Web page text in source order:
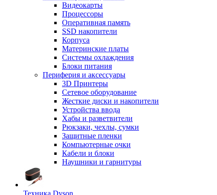
Видеокарты
Процессоры
Оперативная память
SSD накопители
Корпуса
Материнские платы
Системы охлаждения
Блоки питания
Периферия и аксессуары
3D Принтеры
Сетевое оборудование
Жесткие диски и накопители
Устройства ввода
Хабы и разветвители
Рюкзаки, чехлы, сумки
Защитные пленки
Компьютерные очки
Кабели и блоки
Наушники и гарнитуры
Техника Dyson